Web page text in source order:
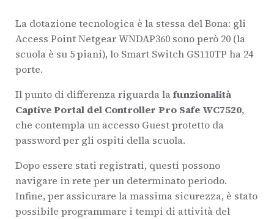
La dotazione tecnologica è la stessa del Bona: gli
Access PointNetgear WNDAP360 sono però 20 (la
scuola è su 5 piani), lo Smart Switch GS110TP ha 24
porte.
Il punto di differenza riguardalafunzionalità
Captive Portal del Controller Pro Safe WC7520,
che contempla un accesso Guest protetto da
password per gli ospiti della scuola.
Dopo essere stati registrati, questi possono
navigare in rete per un determinato periodo.
Infine, per assicurare la massima sicurezza, è stato
possibile programmare i tempi di attività del